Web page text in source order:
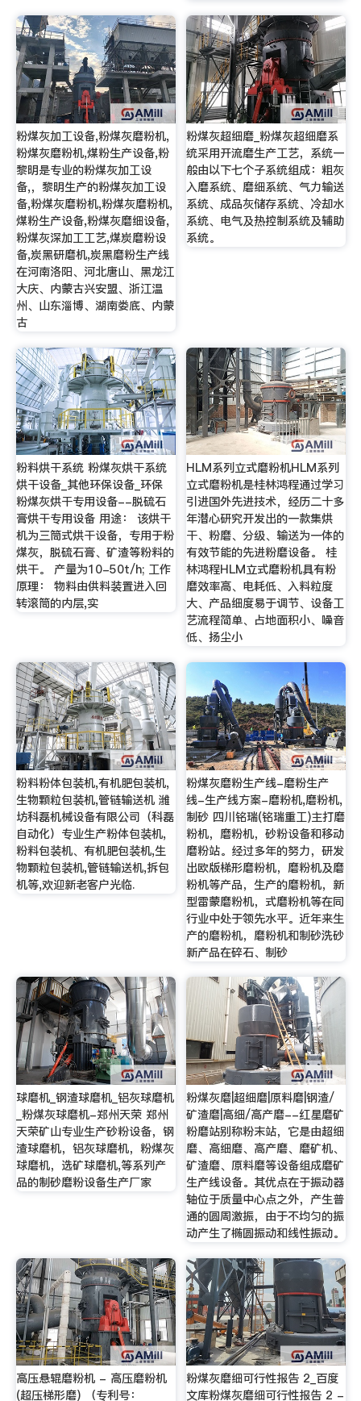
粉煤灰加工设备,粉煤灰磨粉机,
粉煤灰磨粉机,煤粉生产设备,粉
黎明是专业的粉煤灰加工设
备,，黎明生产的粉煤灰加工设
备,粉煤灰磨粉机,粉煤灰磨粉机,
煤粉生产设备,粉煤灰磨细设备,
粉煤灰深加工工艺,煤炭磨粉设
备,炭黑研磨机,炭黑磨粉生产线
在河南洛阳、河北唐山、黑龙江
大庆、内蒙古兴安盟、浙江温
州、山东淄博、湖南娄底、内蒙
古
粉煤灰超细磨_粉煤灰超细磨系
统采用开流磨生产工艺，系统一
般由以下七个子系统组成：粗灰
入磨系统、磨细系统、气力输送
系统、成品灰储存系统、冷却水
系统、电气及热控制系统及辅助
系统。
粉料烘干系统 粉煤灰烘干系统
烘干设备_其他环保设备_环保
粉煤灰烘干专用设备--脱硫石
膏烘干专用设备 用途： 该烘干
机为三筒式烘干设备，专用于粉
煤灰，脱硫石膏、矿渣等粉料的
烘干。 产量为10-50t/h; 工作
原理： 物料由供料装置进入回
转滚筒的内层,实
HLM系列立式磨粉机HLM系列
立式磨粉机是桂林鸿程通过学习
引进国外先进技术，经历二十多
年潜心研究开发出的一款集烘
干、粉磨、分级、输送为一体的
有效节能的先进粉磨设备。 桂
林鸿程HLM立式磨粉机具有粉
磨效率高、电耗低、入料粒度
大、产品细度易于调节、设备工
艺流程简单、占地面积小、噪音
低、扬尘小
粉料粉体包装机,有机肥包装机,
生物颗粒包装机,管链输送机 潍
坊科磊机械设备有限公司（科磊
自动化）专业生产粉体包装机,
粉料包装机、有机肥包装机,生
物颗粒包装机,管链输送机,拆包
机等,欢迎新老客户光临.
粉煤灰磨粉生产线-磨粉生产
线-生产线方案-磨粉机,磨粉机,
制砂 四川铭瑞(铭瑞重工)主打磨
粉机，磨粉机，砂粉设备和移动
磨粉站。经过多年的努力，研发
出欧版梯形磨粉机，磨粉机及磨
粉机等产品，生产的磨粉机，新
型雷蒙磨粉机，式磨粉机等在同
行业中处于领先水平。近年来生
产的磨粉机，磨粉机和制砂洗砂
新产品在碎石、制砂
球磨机_钢渣球磨机_铝灰球磨机
_粉煤灰球磨机-郑州天荣 郑州
天荣矿山专业生产砂粉设备，钢
渣球磨机，铝灰球磨机，粉煤灰
球磨机，选矿球磨机,等系列产
品的制砂磨粉设备生产厂家
粉煤灰磨|超细磨|原料磨|钢渣/
矿渣磨|高细/高产磨--红星磨矿
粉磨站别称粉末站，它是由超细
磨、高细磨、高产磨、磨矿机、
矿渣磨、原料磨等设备组成磨矿
生产线设备。其优点在于振动器
轴位于质量中心点之外，产生普
通的圆周激振，由于不均匀的振
动产生了椭圆振动和线性振动。
高压悬辊磨粉机 - 高压磨粉机
(超压梯形磨) （专利号：
粉煤灰磨细可行性报告 2_百度
文库粉煤灰磨细可行性报告 2 -